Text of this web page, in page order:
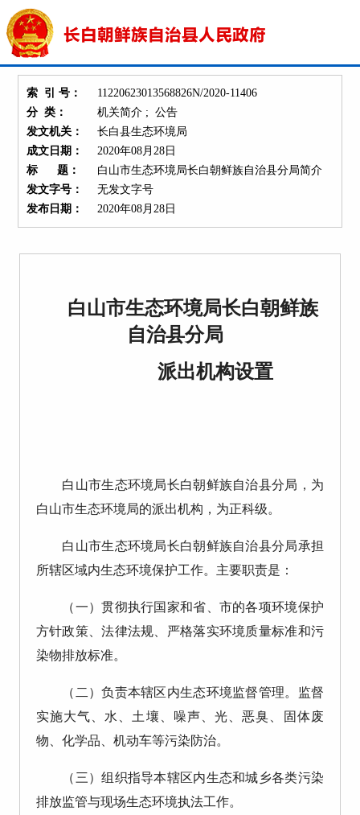
索 引 号：
11220623013568826N/2020-11406
分 类：
机关简介 ; 公告
发文机关：
长白县生态环境局
成文日期：
2020年08月28日
标 题：
白山市生态环境局长白朝鲜族自治县分局简介
发文字号：
无发文字号
发布日期：
2020年08月28日
白山市生态环境局长白朝鲜族
自治县分局
派出机构设置
白山市生态环境局长白朝鲜族自治县分局，为
白山市生态环境局的派出机构，为正科级。
白山市生态环境局长白朝鲜族自治县分局承担
所辖区域内生态环境保护工作。主要职责是：
（一）贯彻执行国家和省、市的各项环境保护
方针政策、法律法规、严格落实环境质量标准和污
染物排放标准。
（二）负责本辖区内生态环境监督管理。监督
实施大气、水、土壤、噪声、光、恶臭、固体废
物、化学品、机动车等污染防治。
（三）组织指导本辖区内生态和城乡各类污染
排放监管与现场生态环境执法工作。